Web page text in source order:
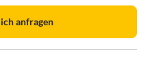
anfragen